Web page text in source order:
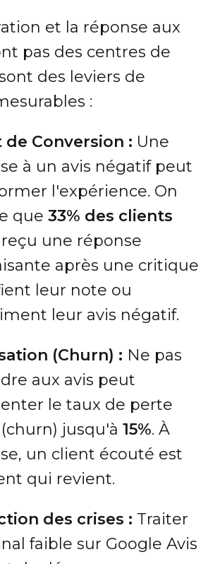
et la réponse aux
pas des centres de
des leviers de
:
de Conversion : Une
à un avis négatif peut
l'expérience. On
que 33% des clients
une réponse
après une critique
leur note ou
leur avis négatif.
(Churn) : Ne pas
aux avis peut
le taux de perte
jusqu'à 15%. À
un client écouté est
qui revient.
des crises : Traiter
faible sur Google Avis